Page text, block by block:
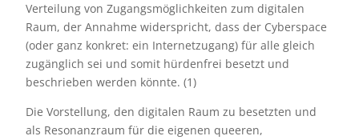
Verteilung von Zugangsmöglichkeiten zum digitalen
Raum, der Annahme widerspricht, dass der Cyberspace
(oder ganz konkret: ein Internetzugang) für alle gleich
zugänglich sei und somit hürdenfrei besetzt und
beschrieben werden könnte. (1)
Die Vorstellung, den digitalen Raum zu besetzten und
als Resonanzraum für die eigenen queeren,